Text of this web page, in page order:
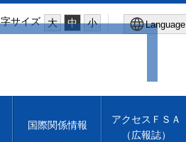
サイズ 大 中 小 Language
国際関係情報
アクセスＦＳＡ
（広報誌）